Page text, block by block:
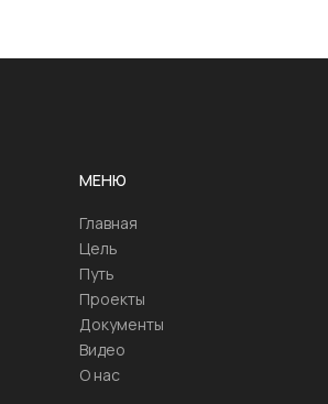
МЕНЮ
Главная
Цель
Путь
Проекты
Документы
Видео
О нас